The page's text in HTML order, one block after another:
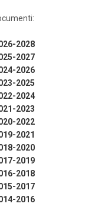
2028
2027
2026
2025
2024
2023
2022
2021
2020
2019
2018
2017
2016